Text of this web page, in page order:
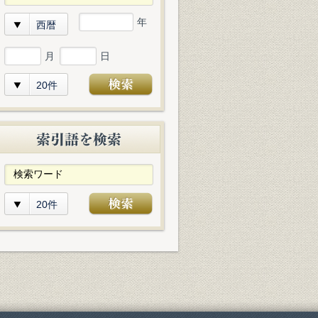
西暦 年
月 日
20件
20件